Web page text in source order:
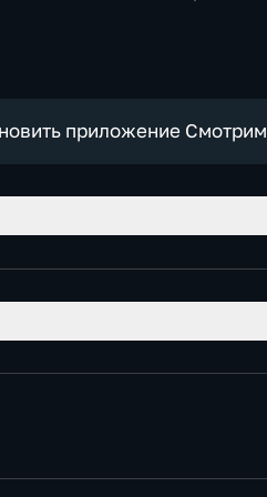
приложение Смотрим